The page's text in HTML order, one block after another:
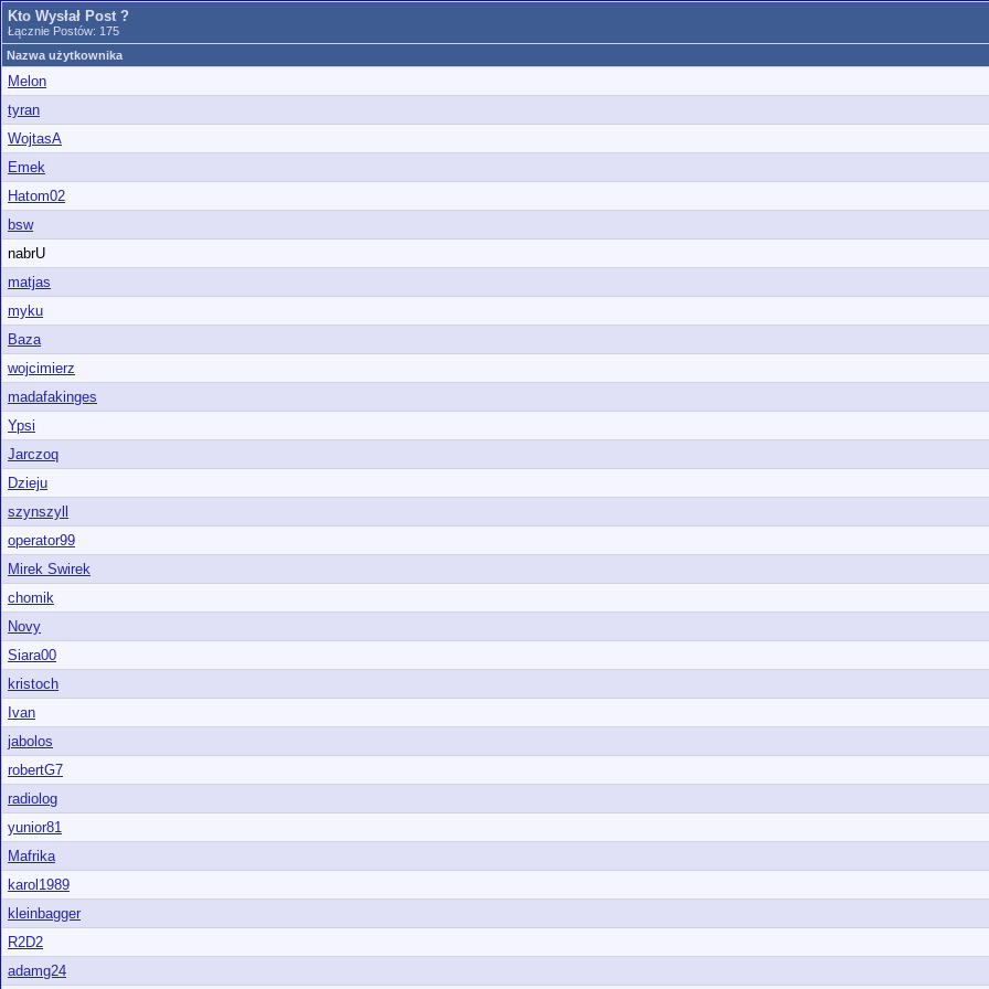
Kto Wysłał Post ?
Łącznie Postów: 175
Nazwa użytkownika
Melon
tyran
WojtasA
Emek
Hatom02
bsw
nabrU
matjas
myku
Baza
wojcimierz
madafakinges
Ypsi
Jarczoq
Dzieju
szynszyll
operator99
Mirek Swirek
chomik
Novy
Siara00
kristoch
Ivan
jabolos
robertG7
radiolog
yunior81
Mafrika
karol1989
kleinbagger
R2D2
adamg24